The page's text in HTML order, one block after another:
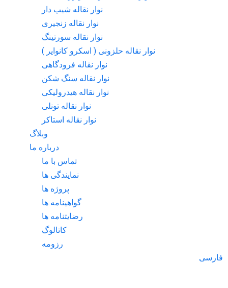
نوار نقاله شیب دار
نوار نقاله زنجیری
نوار نقاله سورتینگ
نوار نقاله حلزونی ( اسکرو کانوایر )
نوار نقاله فرودگاهی
نوار نقاله سنگ شکن
نوار نقاله هیدرولیکی
نوار نقاله تونلی
نوار نقاله استاکر
وبلاگ
درباره ما
تماس با ما
نمایندگی ها
پروژه ها
گواهینامه ها
رضایتنامه ها
کاتالوگ
رزومه
فارسی